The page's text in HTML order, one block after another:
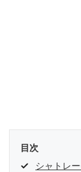
目次
シャトレ